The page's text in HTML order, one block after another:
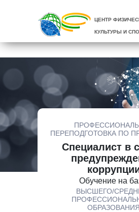
ЦЕНТР
КУЛЬТУРЫ И
ПЕРЕПОДГОТОВКА ПО
Специалист в
Обучение на
ВЫСШЕГО/
ОБРАЗОВАНИЯ